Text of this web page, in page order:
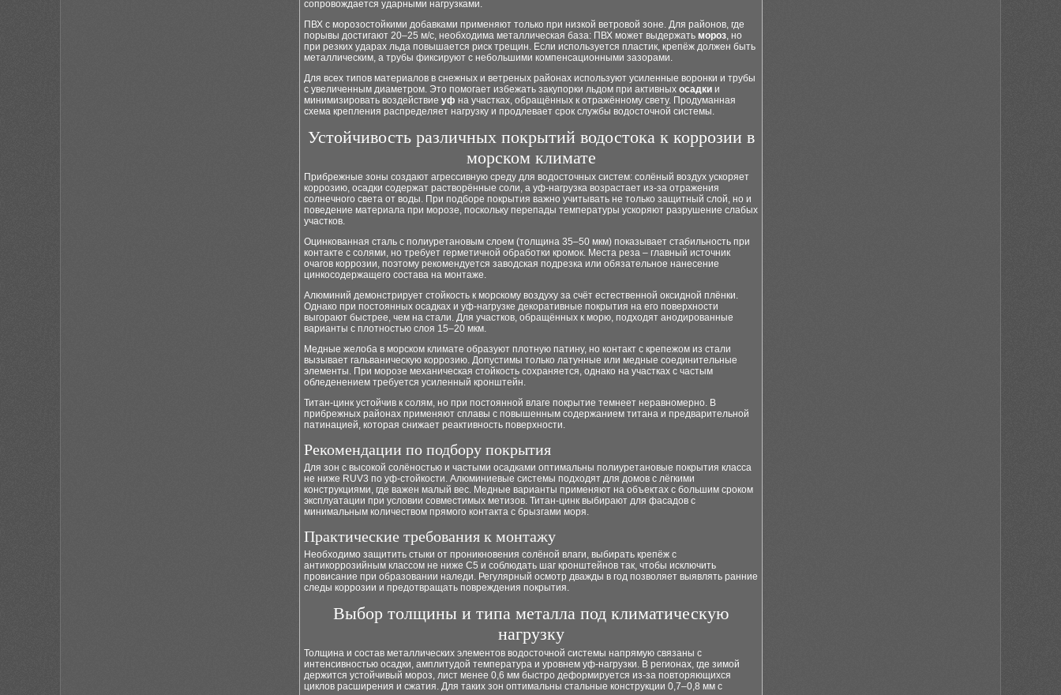
сопровождается ударными нагрузками.
ПВХ с морозостойкими добавками применяют только при низкой ветровой зоне. Для районов, где
порывы достигают 20–25 м/с, необходима металлическая база: ПВХ может выдержать мороз, но
при резких ударах льда повышается риск трещин. Если используется пластик, крепёж должен быть
металлическим, а трубы фиксируют с небольшими компенсационными зазорами.
Для всех типов материалов в снежных и ветреных районах используют усиленные воронки и трубы
с увеличенным диаметром. Это помогает избежать закупорки льдом при активных осадки и
минимизировать воздействие уф на участках, обращённых к отражённому свету. Продуманная
схема крепления распределяет нагрузку и продлевает срок службы водосточной системы.
Устойчивость различных покрытий водостока к коррозии в
морском климате
Прибрежные зоны создают агрессивную среду для водосточных систем: солёный воздух ускоряет
коррозию, осадки содержат растворённые соли, а уф-нагрузка возрастает из-за отражения
солнечного света от воды. При подборе покрытия важно учитывать не только защитный слой, но и
поведение материала при морозе, поскольку перепады температуры ускоряют разрушение слабых
участков.
Оцинкованная сталь с полиуретановым слоем (толщина 35–50 мкм) показывает стабильность при
контакте с солями, но требует герметичной обработки кромок. Места реза – главный источник
очагов коррозии, поэтому рекомендуется заводская подрезка или обязательное нанесение
цинкосодержащего состава на монтаже.
Алюминий демонстрирует стойкость к морскому воздуху за счёт естественной оксидной плёнки.
Однако при постоянных осадках и уф-нагрузке декоративные покрытия на его поверхности
выгорают быстрее, чем на стали. Для участков, обращённых к морю, подходят анодированные
варианты с плотностью слоя 15–20 мкм.
Медные желоба в морском климате образуют плотную патину, но контакт с крепежом из стали
вызывает гальваническую коррозию. Допустимы только латунные или медные соединительные
элементы. При морозе механическая стойкость сохраняется, однако на участках с частым
обледенением требуется усиленный кронштейн.
Титан-цинк устойчив к солям, но при постоянной влаге покрытие темнеет неравномерно. В
прибрежных районах применяют сплавы с повышенным содержанием титана и предварительной
патинацией, которая снижает реактивность поверхности.
Рекомендации по подбору покрытия
Для зон с высокой солёностью и частыми осадками оптимальны полиуретановые покрытия класса
не ниже RUV3 по уф-стойкости. Алюминиевые системы подходят для домов с лёгкими
конструкциями, где важен малый вес. Медные варианты применяют на объектах с большим сроком
эксплуатации при условии совместимых метизов. Титан-цинк выбирают для фасадов с
минимальным количеством прямого контакта с брызгами моря.
Практические требования к монтажу
Необходимо защитить стыки от проникновения солёной влаги, выбирать крепёж с
антикоррозийным классом не ниже C5 и соблюдать шаг кронштейнов так, чтобы исключить
провисание при образовании наледи. Регулярный осмотр дважды в год позволяет выявлять ранние
следы коррозии и предотвращать повреждения покрытия.
Выбор толщины и типа металла под климатическую
нагрузку
Толщина и состав металлических элементов водосточной системы напрямую связаны с
интенсивностью осадки, амплитудой температура и уровнем уф-нагрузки. В регионах, где зимой
держится устойчивый мороз, лист менее 0,6 мм быстро деформируется из-за повторяющихся
циклов расширения и сжатия. Для таких зон оптимальны стальные конструкции 0,7–0,8 мм с